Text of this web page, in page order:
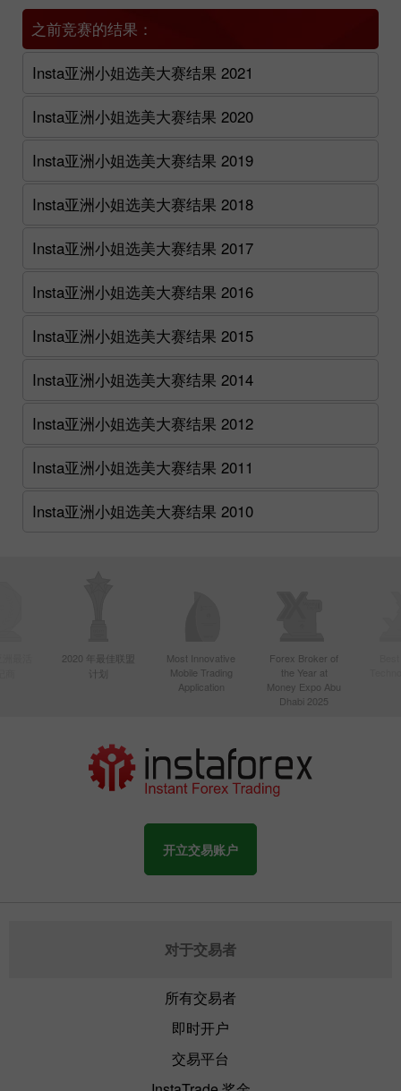
之前竞赛的结果：
Insta亚洲小姐选美大赛结果 2021
Insta亚洲小姐选美大赛结果 2020
Insta亚洲小姐选美大赛结果 2019
Insta亚洲小姐选美大赛结果 2018
Insta亚洲小姐选美大赛结果 2017
Insta亚洲小姐选美大赛结果 2016
Insta亚洲小姐选美大赛结果 2015
Insta亚洲小姐选美大赛结果 2014
Insta亚洲小姐选美大赛结果 2012
Insta亚洲小姐选美大赛结果 2011
Insta亚洲小姐选美大赛结果 2010
2020 年最佳联盟
计划
Most Innovative
Mobile Trading
Application
Forex Broker of
the Year at
Money Expo Abu
Dhabi 2025
开立交易账户
对于交易者
所有交易者
即时开户
交易平台